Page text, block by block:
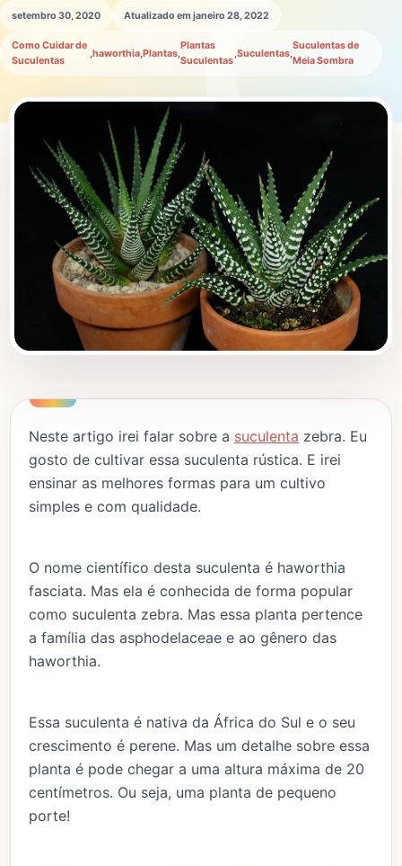
setembro 30, 2020 Atualizado em janeiro 28, 2022
Como Cuidar de
Suculentas
,haworthia ,Plantas
Plantas
Suculentas
,Suculentas
Suculentas de
Meia Sombra
Neste artigo irei falar sobre a suculenta zebra. Eu
gosto de cultivar essa suculenta rústica. E irei
ensinar as melhores formas para um cultivo
simples e com qualidade.
O nome científico desta suculenta é haworthia
fasciata. Mas ela é conhecida de forma popular
como suculenta zebra. Mas essa planta pertence
a família das asphodelaceae e ao gênero das
haworthia.
Essa suculenta é nativa da África do Sul e o seu
crescimento é perene. Mas um detalhe sobre essa
planta é pode chegar a uma altura máxima de 20
centímetros. Ou seja, uma planta de pequeno
porte!